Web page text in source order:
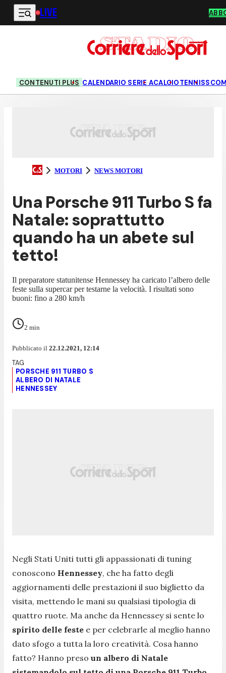
Vai al contenuto principale
LIVE
CONTENUTI PLUS CALENDARIO SERIE ACALCIOTENNIS
MOTORI NEWS MOTORI
Una Porsche 911 Turbo S fa
Natale: soprattutto
quando ha un abete sul
tetto!
Il preparatore statunitense Hennessey ha caricato l’albero delle
feste sulla supercar per testarne la velocità. I risultati sono
buoni: fino a 280 km/h
2 min
Pubblicato il 22.12.2021, 12:14
PORSCHE 911 TURBO S
ALBERO DI NATALE
HENNESSEY
Negli Stati Uniti tutti gli appassionati di tuning
conoscono Hennessey, che ha fatto degli
aggiornamenti delle prestazioni il suo biglietto da
visita, mettendo le mani su qualsiasi tipologia di
quattro ruote. Ma anche da Hennessey si sente lo
spirito delle feste e per celebrarle al meglio hanno
dato sfogo a tutta la loro creatività. Cosa hanno
fatto? Hanno preso un albero di Natale